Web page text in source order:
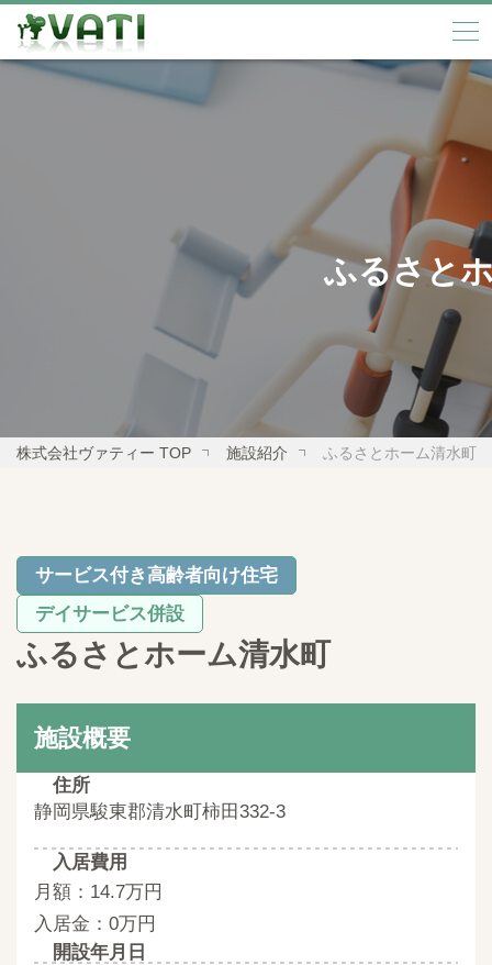
ふるさと
株式会社ヴァティー TOP 施設紹介 ふるさとホーム清水町
サービス付き高齢者向け住宅
デイサービス併設
ふるさとホーム清水町
施設概要
住所
静岡県駿東郡清水町柿田332-3
入居費用
月額：14.7万円
入居金：0万円
開設年月日